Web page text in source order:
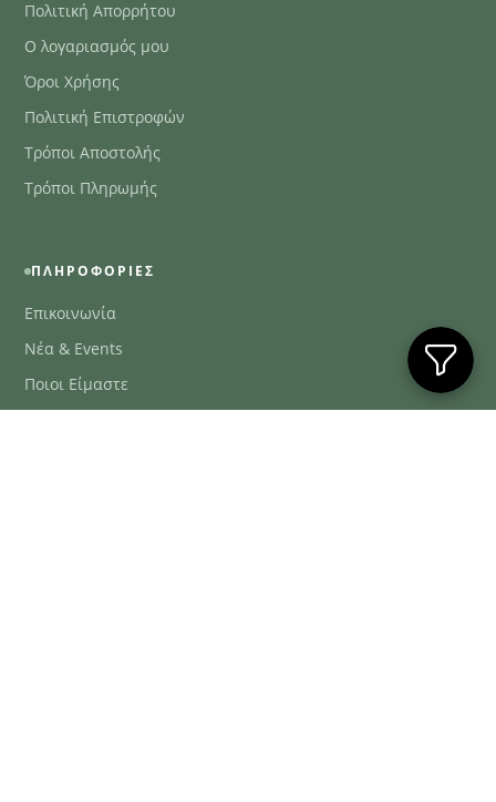
Πολιτική Απορρήτου
Ο λογαριασμός μου
Όροι Χρήσης
Πολιτική Επιστροφών
Τρόποι Αποστολής
Τρόποι Πληρωμής
ΠΛΗΡΟΦΟΡΊΕΣ
Επικοινωνία
Νέα & Events
Ποιοι Είμαστε